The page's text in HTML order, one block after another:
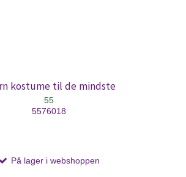
kostume til de mindste
55
5576018
På lager i webshoppen